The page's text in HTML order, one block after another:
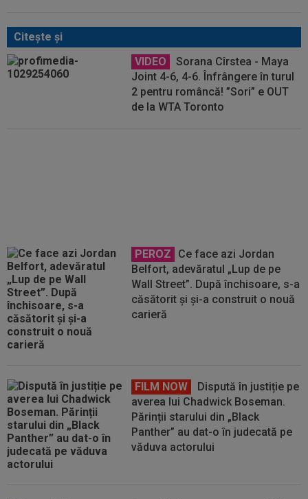
Citeşte şi
VIDEO
Sorana Cîrstea - Maya
Joint 4-6, 4-6. Înfrângere în turul
2 pentru româncă! ”Sori” e OUT
de la WTA Toronto
PEROZ
Ce face azi Jordan
Belfort, adevăratul „Lup de pe
Wall Street”. După închisoare, s-a
căsătorit și și-a construit o nouă
carieră
FILM NOW
Dispută în justiție pe
averea lui Chadwick Boseman.
Părinții starului din „Black
Panther” au dat-o în judecată pe
văduva actorului